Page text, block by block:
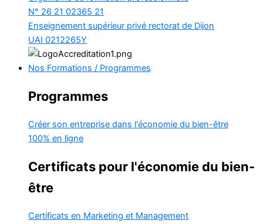
N° 26 21 02365 21
Enseignement supérieur privé rectorat de Dijon
UAI 0212265Y
Nos Formations / Programmes
Programmes
Créer son entreprise dans l'économie du bien-être
100% en ligne
Certificats pour l'économie du bien-
être
Certificats en Marketing et Management